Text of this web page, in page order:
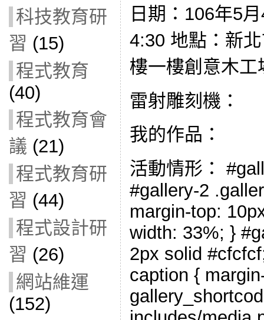
科技教育研
習 (15)
程式教育
(40)
程式教育會
議 (21)
程式教育研
習 (44)
程式設計研
習 (26)
網站維運
(152)
日期：106年5
4:30 地點：新
樓一樓創意木
雷射雕刻機：
我的作品：
活動情形：
#gallery-2
margin-top:
width: 33%; }
2px solid
caption {